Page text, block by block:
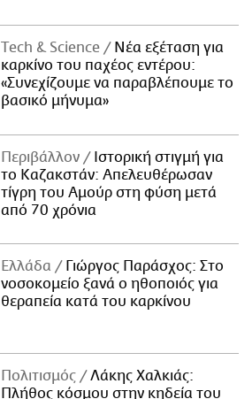
Τech & Science
Νέα εξέταση για
καρκίνο του παχέος εντέρου:
«Συνεχίζουμε να παραβλέπουμε το
βασικό μήνυμα»
Περιβάλλον
Ιστορική στιγμή για
το Καζακστάν: Απελευθέρωσαν
τίγρη του Αμούρ στη φύση μετά
από 70 χρόνια
Ελλάδα
Γιώργος Παράσχος: Στο
νοσοκομείο ξανά ο ηθοποιός για
θεραπεία κατά του καρκίνου
Πολιτισμός
Λάκης Χαλκιάς:
Πλήθος κόσμου στην κηδεία του